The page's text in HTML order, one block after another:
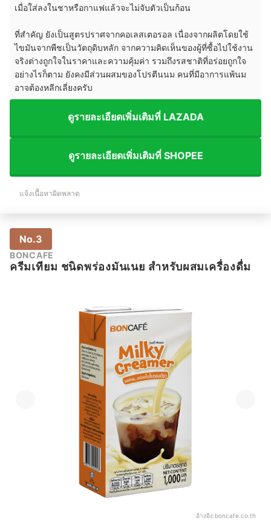
เมื่อใส่ลงในชาหรือกาแฟแล้วจะไม่จับตัวเป็นก้อน
ที่สำคัญ ยังเป็นสูตรปราศจากคอเลสเตอรอล เนื่องจากผลิตโดยใช้
ไขมันจากพืชเป็นวัตถุดิบหลัก จากความคิดเห็นของผู้ที่ซื้อไปใช้งาน
จริงต่างถูกใจในราคาและความคุ้มค่า รวมถึงรสชาติที่อร่อยถูกใจ
อย่างไรก็ตาม ยังคงมีส่วนผสมของโปรตีนนม คนที่มีอาการแพ้นม
อาจต้องหลีกเลี่ยงครับ
ดูรายละเอียดเพิ่มเติมที่ LAZADA
ดูรายละเอียดเพิ่มเติมที่ SHOPEE
แจ้งเนื้อหาผิดพลาด
No.3
BONCAFE
ครีมเทียม ชนิดพร่องมันเนย สำหรับผสมเครื่องดื่ม
อ้างอิง:boncafe.co.th